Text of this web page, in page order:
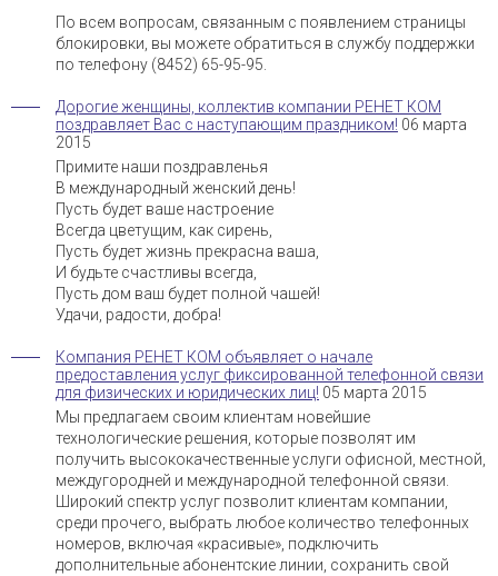
По всем вопросам, связанным с появлением страницы
блокировки, вы можете обратиться в службу поддержки
по телефону (8452) 65-95-95.
Дорогие женщины, коллектив компании РЕНЕТ КОМ
поздравляет Вас с наступающим праздником! 06 марта
2015
Примите наши поздравленья
В международный женский день!
Пусть будет ваше настроение
Всегда цветущим, как сирень,
Пусть будет жизнь прекрасна ваша,
И будьте счастливы всегда,
Пусть дом ваш будет полной чашей!
Удачи, радости, добра!
Компания РЕНЕТ КОМ объявляет о начале
предоставления услуг фиксированной телефонной связи
для физических и юридических лиц! 05 марта 2015
Мы предлагаем своим клиентам новейшие
технологические решения, которые позволят им
получить высококачественные услуги офисной, местной,
междугородней и международной телефонной связи.
Широкий спектр услуг позволит клиентам компании,
среди прочего, выбрать любое количество телефонных
номеров, включая «красивые», подключить
дополнительные абонентские линии, сохранить свой